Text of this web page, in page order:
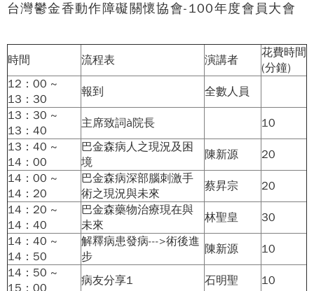
台灣鬱金香動作障礙關懷協會-100年度會員大會
時間 流程表 演講者
花費時間
(分鐘)
12：00 ~
13：30
報到
全數人員
13：30 ~
13：40
主席致詞à院長
10
13：40 ~
14：00
巴金森病人之現況及困
境
陳新源
20
14：00 ~
14：20
巴金森病深部腦刺激手
術之現況與未來
蔡昇宗
20
14：20 ~
14：40
巴金森藥物治療現在與
未來
林聖皇
30
14：40 ~
14：50
解釋病患發病--->術後進
步
陳新源
10
14：50 ~
15：00
病友分享1 石明聖
10